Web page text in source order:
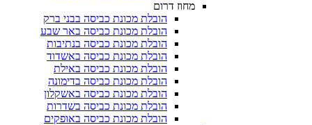
הובלת מכונת כביסה בבני ברק
הובלת מכונת כביסה באר שבע
הובלת מכונת כביסה בנתיבות
הובלת מכונת כביסה באשדוד
הובלת מכונת כביסה באילת
הובלת מכונת כביסה בדימונה
הובלת מכונת כביסה באשקלון
הובלת מכונת כביסה בשדרות
הובלת מכונת כביסה באופקים